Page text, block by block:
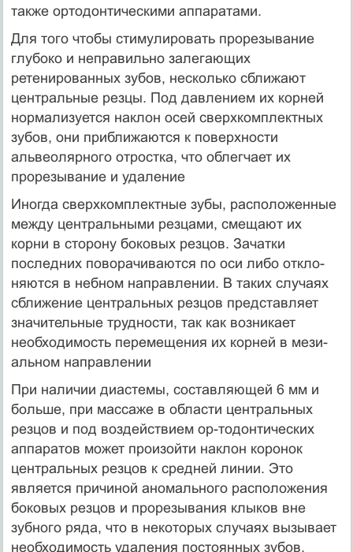
также ортодонтическими аппаратами.
Для того чтобы стимулировать прорезывание
глубоко и неправильно залегающих
ретенированных зубов, несколько сближают
центральные резцы. Под давлением их корней
нор­мализуется наклон осей сверхкомплектных
зубов, они прибли­жаются к поверхности
альвеолярного отростка, что облегчает их
прорезывание и удаление
Иногда сверхкомплектные зубы, расположенные
между центральными резцами, смещают их
корни в сторону боковых резцов. Зачатки
последних поворачиваются по оси либо откло­
няются в небном направлении. В таких случаях
сближение центральных резцов представляет
значительные трудности, так как возникает
необходимость перемещения их корней в мези-
альном направлении
При наличии диастемы, составляющей 6 мм и
больше, при массаже в области центральных
резцов и под воздействием ор-тодонтических
аппаратов может произойти наклон коронок
центральных резцов к средней линии. Это
является причиной аномального расположения
боковых резцов и прорезывания клыков вне
зубного ряда, что в некоторых случаях вызывает
необходимость удаления постоянных зубов.